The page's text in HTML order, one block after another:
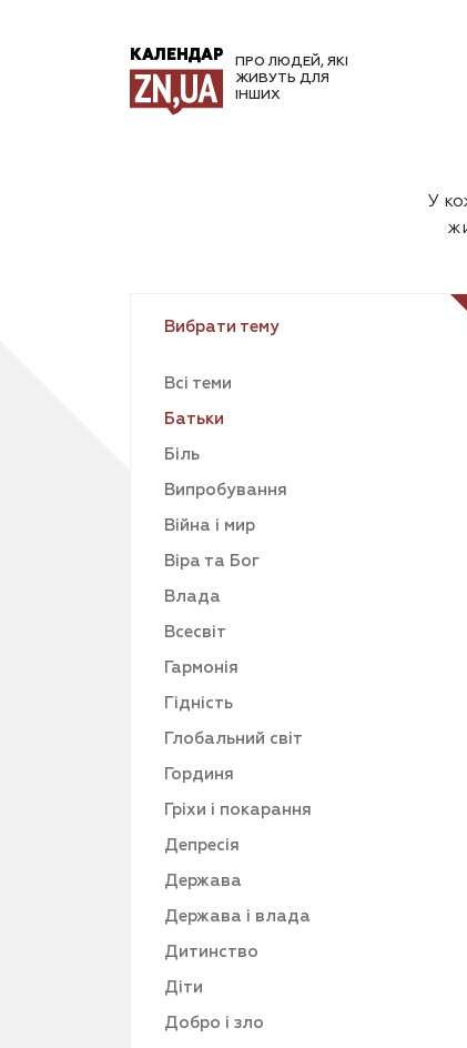
КАЛЕНДАР
ПРО ЛЮДЕЙ, ЯКІ
ЖИВУТЬ ДЛЯ
ІНШИХ
У
Вибрати тему
Всі теми
Батьки
Біль
Випробування
Війна і мир
Віра та Бог
Влада
Всесвіт
Гармонія
Гідність
Глобальний світ
Гординя
Гріхи і покарання
Депресія
Держава
Держава і влада
Дитинство
Діти
Добро і зло